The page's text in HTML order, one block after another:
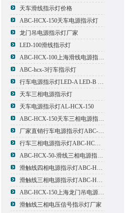
天车滑线指示灯价格
ABC-HCX-150天车电源指示灯
龙门吊电源指示灯厂家
LED-100滑线指示灯
ABC-HCX-100上海滑线电源指示灯厂家
ABC-hcx-3行车指示灯
行车电源指示灯LED-A LED-B LED-C
天车三相电源指示灯
天车电源指示灯AL-HCX-150
ABC-HCX-150天车三相电源指示灯出厂价格
厂家直销行车电源指示灯ABC-HCX-150
行车三相电源指示灯ABC-HCX-150
ABC-HCX-50-滑线三相电源指示灯厂家
滑触线四相电源指示灯ABC-HCX-100/4
滑触线三相电源指示灯ABC-HCX-100
ABC-HCX-150上海龙门吊电源指示灯
滑触线三相电压信号指示灯厂家